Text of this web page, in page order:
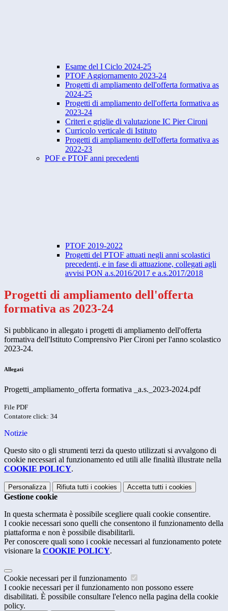
Esame del I Ciclo 2024-25
PTOF Aggiornamento 2023-24
Progetti di ampliamento dell'offerta formativa as
2024-25
Progetti di ampliamento dell'offerta formativa as
2023-24
Criteri e griglie di valutazione IC Pier Cironi
Curricolo verticale di Istituto
Progetti di ampliamento dell'offerta formativa as
2022-23
POF e PTOF anni precedenti
PTOF 2019-2022
Progetti del PTOF attuati negli anni scolastici
precedenti, e in fase di attuazione, collegati agli
avvisi PON a.s.2016/2017 e a.s.2017/2018
Progetti di ampliamento dell'offerta
formativa as 2023-24
Si pubblicano in allegato i progetti di ampliamento dell'offerta
formativa dell'Istituto Comprensivo Pier Cironi per l'anno scolastico
2023-24.
Allegati
Progetti_ampliamento_offerta formativa _a.s._2023-2024.pdf
File PDF
Contatore click: 34
Notizie
Questo sito o gli strumenti terzi da questo utilizzati si avvalgono di
cookie necessari al funzionamento ed utili alle finalità illustrate nella
COOKIE POLICY.
Personalizza Rifiuta tutti i cookies Accetta tutti i cookies
Gestione cookie
In questa schermata è possibile scegliere quali cookie consentire.
I cookie necessari sono quelli che consentono il funzionamento della
piattaforma e non è possibile disabilitarli.
Per conoscere quali sono i cookie necessari al funzionamento potete
visionare la COOKIE POLICY.
Cookie necessari per il funzionamento
I cookie necessari per il funzionamento non possono essere
disabilitati. È possibile consultare l'elenco nella pagina della cookie
policy.